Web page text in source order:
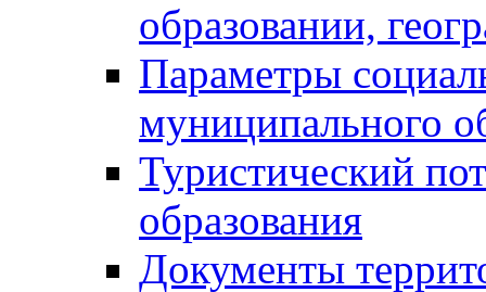
образовании,
Параметры
муниципального
Туристический
образования
Документы